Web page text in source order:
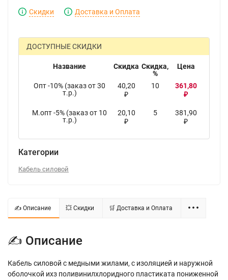
Скидки Доставка и Оплата
ДОСТУПНЫЕ СКИДКИ
Название Скидка Скидка,
%
Цена
Опт -10% (заказ от 30
т.р.)
40,20
₽
10 361,80
₽
М.опт -5% (заказ от 10
т.р.)
20,10
₽
5 381,90
₽
Категории
Кабель силовой
✍ Описание 💥 Скидки 🛒 Доставка и Оплата
✍ Описание
Кабель силовой с медными жилами, с изоляцией и наружной
оболочкой ихз поливинилхлоридного пластиката пониженной